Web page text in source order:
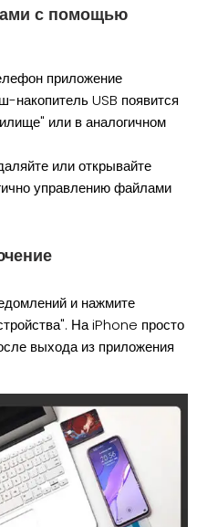
с помощью
приложение
USB появится
или в аналогичном
или открывайте
управлению файлами
и нажмите
На iPhone просто
выхода из приложения